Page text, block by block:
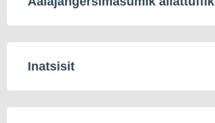
Inatsisit